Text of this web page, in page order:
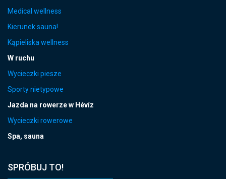
Medical wellness
Kierunek sauna!
Kąpieliska wellness
W ruchu
Wycieczki piesze
Sporty nietypowe
Jazda na rowerze w Hévíz
Wycieczki rowerowe
Spa, sauna
SPRÓBUJ TO!